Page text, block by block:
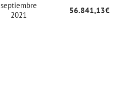
septiembre
2021
56.841,13€